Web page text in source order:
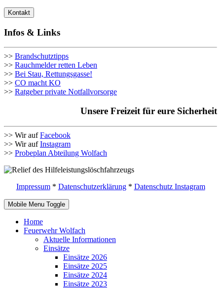
Kontakt
Infos & Links
>> Brandschutztipps
>> Rauchmelder retten Leben
>> Bei Stau, Rettungsgasse!
>> CO macht KO
>> Ratgeber private Notfallvorsorge
Unsere Freizeit für eure Sicherheit
>> Wir aufFacebook
>> Wir aufInstagram
>> Probeplan Abteilung Wolfach
Impressum* Datenschutzerklärung* Datenschutz Instagram
Mobile Menu Toggle
Home
Feuerwehr Wolfach
Aktuelle Informationen
Einsätze
Einsätze 2026
Einsätze 2025
Einsätze 2024
Einsätze 2023